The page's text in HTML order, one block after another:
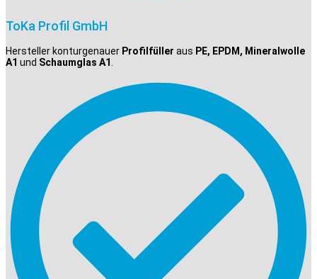
ToKa Profil GmbH
Hersteller konturgenauer Profilfüller aus PE, EPDM, Mineralwolle
A1 und Schaumglas A1